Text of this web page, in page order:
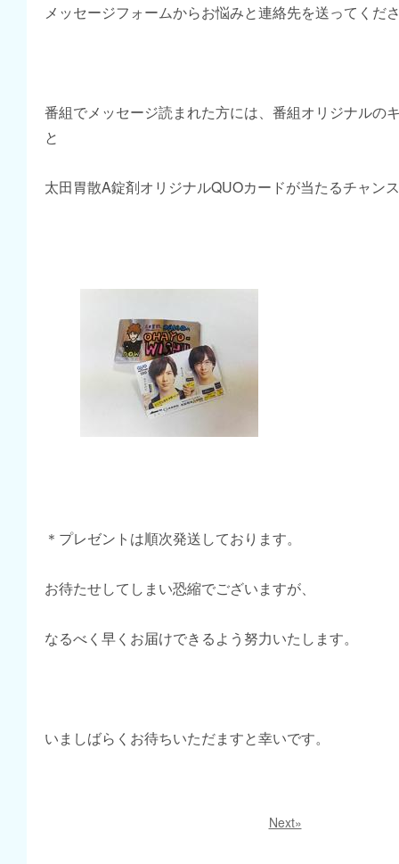
メッセージフォームからお悩みと連絡先を送ってくだ
番組でメッセージ読まれた方には、番組オリジナルの
と
太田胃散A錠剤オリジナルQUOカードが当たるチャン
＊プレゼントは順次発送しております。
お待たせしてしまい恐縮でございますが、
なるべく早くお届けできるよう努力いたします。
いましばらくお待ちいただますと幸いです。
Next»